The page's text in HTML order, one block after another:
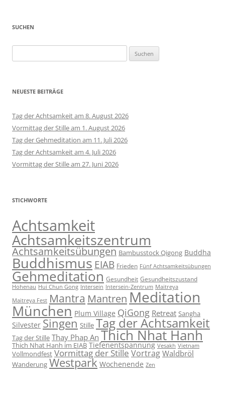
SUCHEN
nach:
NEUESTE BEITRÄGE
Tag der Achtsamkeit am 8. August 2026
Vormittag der Stille am 1. August 2026
Tag der Gehmeditation am 11. Juli 2026
Tag der Achtsamkeit am 4. Juli 2026
Vormittag der Stille am 27. Juni 2026
STICHWORTE
Achtsamkeit
Achtsamkeitszentrum
Achtsamkeitsübungen Bambusstock Qigong Buddha
Buddhismus EIAB Frieden Fünf Achtsamkeitsübungen
Gehmeditation Gesundheit Gesundheitszustand
Hohenau Hui Chun Gong Intersein Intersein-Zentrum Maitreya
Maitreya Fest Mantra Mantren Meditation
München Plum Village QiGong Retreat Sangha
Silvester Singen Stille Tag der Achtsamkeit
Tag der Stille Thay Phap An Thich Nhat Hanh
Thich Nhat Hanh im EIAB Tiefenentspannung Vesakh Vietnam
Vollmondfest Vormittag der StilleVortragWaldbröl
Wanderung Westpark Wochenende Zen